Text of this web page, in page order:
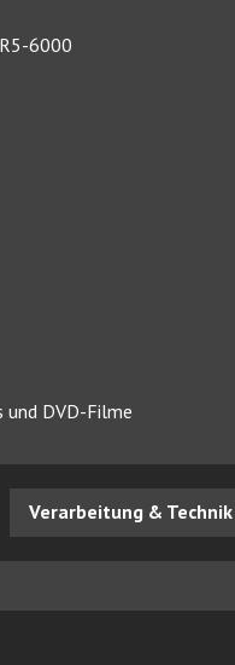
6000
und DVD-Filme
Verarbeitung & Technik